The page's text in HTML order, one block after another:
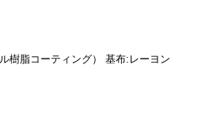
樹脂コーティング） 基布:レーヨン